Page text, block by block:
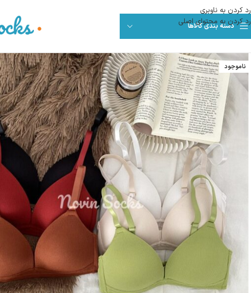
رد کردن به ناوبری
رد کردن به محتوای اصلی
دسته بندی کالاها
ناموجود